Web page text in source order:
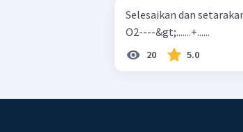
Selesaikan dan
O2----&gt;.......+......
20 5.0